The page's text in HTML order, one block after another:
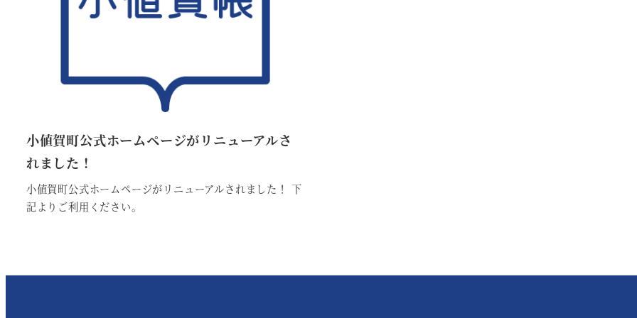
小値賀町公式ホームページがリニューアルさ
れました！
小値賀町公式ホームページがリニューアルされました！ 下
記よりご利用ください。